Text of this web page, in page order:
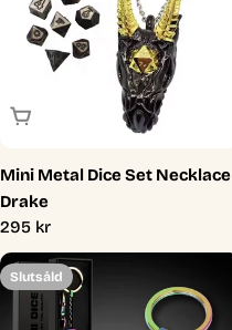
Slutsåld
Mini Metal Dice Set Necklace
Drake
Ordinarie
pris
295 kr
Slutsåld